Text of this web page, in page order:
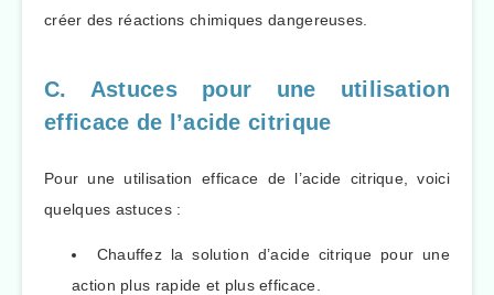
créer des réactions chimiques dangereuses.
C. Astuces pour une utilisation
efficace de l’acide citrique
Pour une utilisation efficace de l’acide citrique, voici
quelques astuces :
Chauffez la solution d’acide citrique pour une
action plus rapide et plus efficace.